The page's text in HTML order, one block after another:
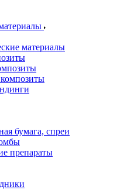
материалы
бумага, спреи
препараты